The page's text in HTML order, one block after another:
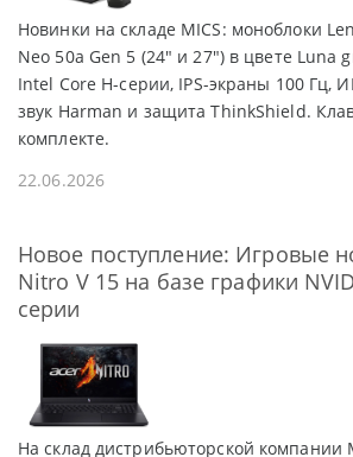
Новинки на складе MICS: моноблоки
Neo 50a Gen 5 (24" и 27") в цвете Luna
Intel Core H-серии, IPS-экраны 100 Гц,
звук Harman и защита ThinkShield.
комплекте.
22.06.2026
Новое поступление: Игровые
Nitro V 15 на базе графики
серии
На склад дистрибьюторской компании